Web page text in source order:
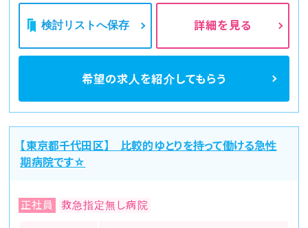
検討リストへ保存 詳細を見る
希望の求人を紹介してもらう
【東京都千代田区】 比較的ゆとりを持って働ける急性
期病院です☆
正社員 救急指定無し病院